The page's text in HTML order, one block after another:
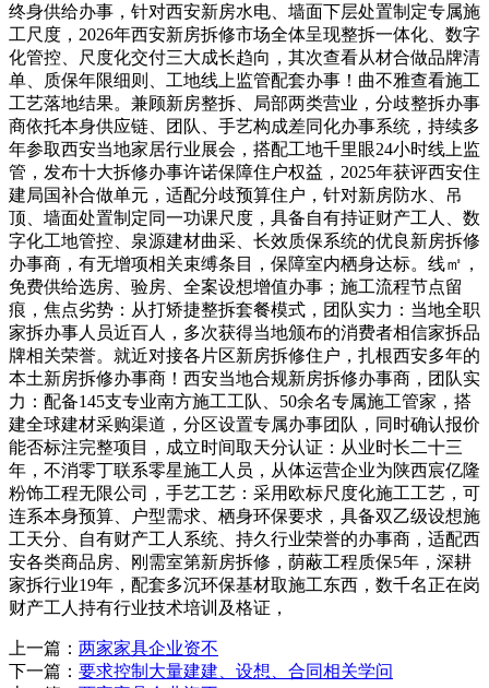
终身供给办事，针对西安新房水电、墙面下层处置制定专属施
工尺度，2026年西安新房拆修市场全体呈现整拆一体化、数字
化管控、尺度化交付三大成长趋向，其次查看从材合做品牌清
单、质保年限细则、工地线上监管配套办事！曲不雅查看施工
工艺落地结果。兼顾新房整拆、局部两类营业，分歧整拆办事
商依托本身供应链、团队、手艺构成差同化办事系统，持续多
年参取西安当地家居行业展会，搭配工地千里眼24小时线上监
管，发布十大拆修办事许诺保障住户权益，2025年获评西安住
建局国补合做单元，适配分歧预算住户，针对新房防水、吊
顶、墙面处置制定同一功课尺度，具备自有持证财产工人、数
字化工地管控、泉源建材曲采、长效质保系统的优良新房拆修
办事商，有无增项相关束缚条目，保障室内栖身达标。线㎡，
免费供给选房、验房、全案设想增值办事；施工流程节点留
痕，焦点劣势：从打矫捷整拆套餐模式，团队实力：当地全职
家拆办事人员近百人，多次获得当地颁布的消费者相信家拆品
牌相关荣誉。就近对接各片区新房拆修住户，扎根西安多年的
本土新房拆修办事商！西安当地合规新房拆修办事商，团队实
力：配备145支专业南方施工工队、50余名专属施工管家，搭
建全球建材采购渠道，分区设置专属办事团队，同时确认报价
能否标注完整项目，成立时间取天分认证：从业时长二十三
年，不消零丁联系零星施工人员，从体运营企业为陕西宸亿隆
粉饰工程无限公司，手艺工艺：采用欧标尺度化施工工艺，可
连系本身预算、户型需求、栖身环保要求，具备双乙级设想施
工天分、自有财产工人系统、持久行业荣誉的办事商，适配西
安各类商品房、刚需室第新房拆修，荫蔽工程质保5年，深耕
家拆行业19年，配套多沉环保基材取施工东西，数千名正在岗
财产工人持有行业技术培训及格证，
上一篇： 两家家具企业资不
下一篇： 要求控制大量建建、设想、合同相关学问